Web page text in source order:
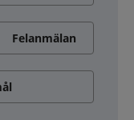
Felanmälan